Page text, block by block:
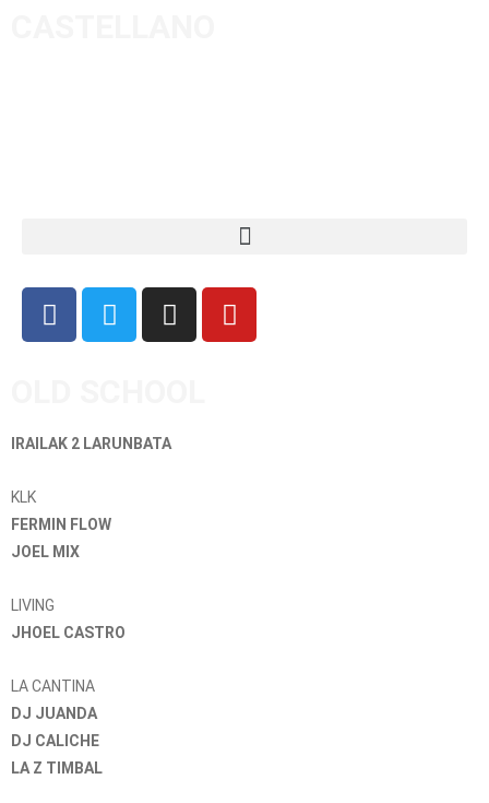
IRAILAK 2 LARUNBATA
KLK
FERMIN FLOW
JOEL MIX
LIVING
JHOEL CASTRO
LA CANTINA
DJ JUANDA
DJ CALICHE
LA Z TIMBAL